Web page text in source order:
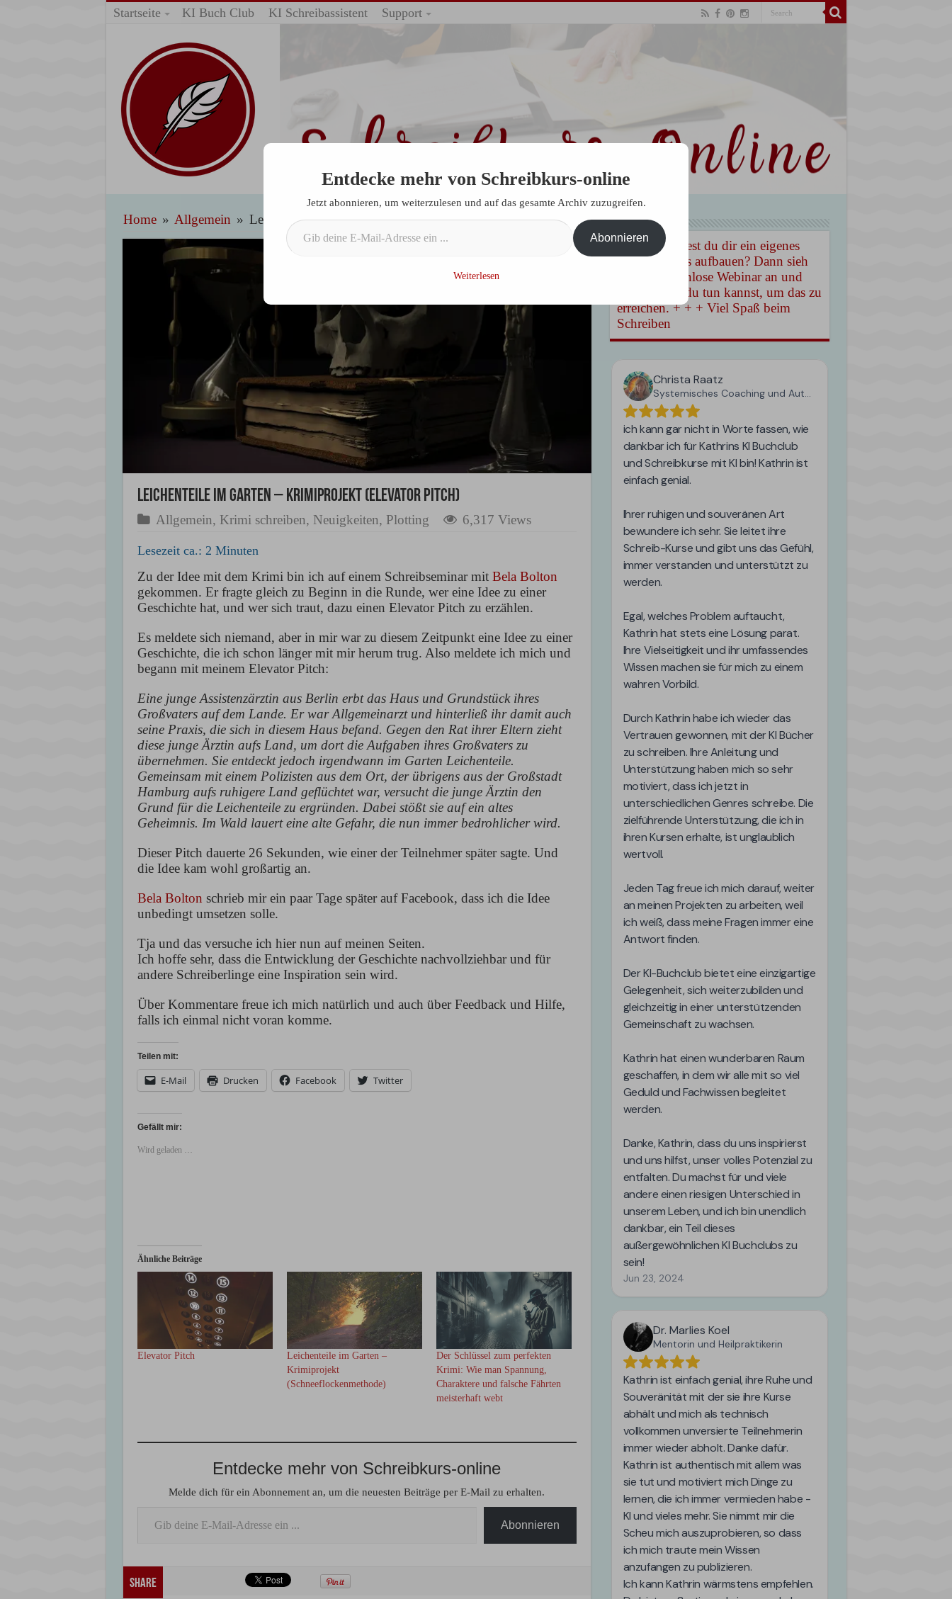
Startseite KI Buch Club KI Schreibassistent Support
Home » Allgemein » Leichenteile im Garten – Krimiprojekt (Elevator Pitch)
Leichenteile im Garten – Krimiprojekt (Elevator Pitch)
Allgemein, Krimi schreiben, Neuigkeiten, Plotting 6,317 Views
Lesezeit ca.: 2 Minuten
Zu der Idee mit dem Krimi bin ich auf einem Schreibseminar mit Bela Bolton
gekommen. Er fragte gleich zu Beginn in die Runde, wer eine Idee zu einer
Geschichte hat, und wer sich traut, dazu einen Elevator Pitch zu erzählen.
Es meldete sich niemand, aber in mir war zu diesem Zeitpunkt eine Idee zu einer
Geschichte, die ich schon länger mit mir herum trug. Also meldete ich mich und
begann mit meinem Elevator Pitch:
Eine junge Assistenzärztin aus Berlin erbt das Haus und Grundstück ihres
Großvaters auf dem Lande. Er war Allgemeinarzt und hinterließ ihr damit auch
seine Praxis, die sich in diesem Haus befand. Gegen den Rat ihrer Eltern zieht
diese junge Ärztin aufs Land, um dort die Aufgaben ihres Großvaters zu
übernehmen. Sie entdeckt jedoch irgendwann im Garten Leichenteile.
Gemeinsam mit einem Polizisten aus dem Ort, der übrigens aus der Großstadt
Hamburg aufs ruhigere Land geflüchtet war, versucht die junge Ärztin den
Grund für die Leichenteile zu ergründen. Dabei stößt sie auf ein altes
Geheimnis. Im Wald lauert eine alte Gefahr, die nun immer bedrohlicher wird.
Dieser Pitch dauerte 26 Sekunden, wie einer der Teilnehmer später sagte. Und
die Idee kam wohl großartig an.
Bela Bolton schrieb mir ein paar Tage später auf Facebook, dass ich die Idee
unbedingt umsetzen solle.
Tja und das versuche ich hier nun auf meinen Seiten.
Ich hoffe sehr, dass die Entwicklung der Geschichte nachvollziehbar und für
andere Schreiberlinge eine Inspiration sein wird.
Über Kommentare freue ich mich natürlich und auch über Feedback und Hilfe,
falls ich einmal nicht voran komme.
Teilen mit:
E-Mail Drucken Facebook Twitter
Gefällt mir:
Wird geladen …
Ähnliche Beiträge
Elevator Pitch
Leichenteile im Garten –
Krimiprojekt
(Schneeflockenmethode)
Der Schlüssel zum perfekten
Krimi: Wie man Spannung,
Charaktere und falsche Fährten
meisterhaft webt
Entdecke mehr von Schreibkurs-online
Melde dich für ein Abonnement an, um die neuesten Beiträge per E-Mail zu erhalten.
Abonnieren
Share
+ + + Möchtest du dir ein eigenes
Buchbusiness aufbauen? Dann sieh
dir das kostenlose Webinar an und
erfahre, was du tun kannst, um das zu
erreichen. + + + Viel Spaß beim
Schreiben
Entdecke mehr von Schreibkurs-online
Jetzt abonnieren, um weiterzulesen und auf das gesamte Archiv zuzugreifen.
Gib deine E-Mail-Adresse ein ...
Abonnieren
Weiterlesen